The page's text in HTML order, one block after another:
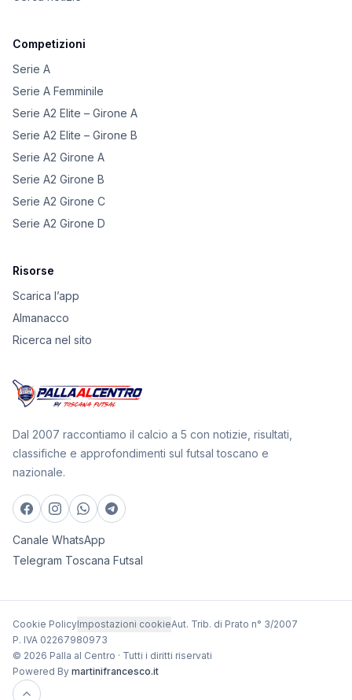
Competizioni
Serie A
Serie A Femminile
Serie A2 Elite – Girone A
Serie A2 Elite – Girone B
Serie A2 Girone A
Serie A2 Girone B
Serie A2 Girone C
Serie A2 Girone D
Risorse
Scarica l’app
Almanacco
Ricerca nel sito
Dal 2007 raccontiamo il calcio a 5 con notizie, risultati,
classifiche e approfondimenti sul futsal toscano e
nazionale.
Canale WhatsApp
Telegram Toscana Futsal
Cookie PolicyImpostazioni cookieAut. Trib. di Prato n° 3/2007
P. IVA 02267980973
© 2026 Palla al Centro · Tutti i diritti riservati
Powered By martinifrancesco.it